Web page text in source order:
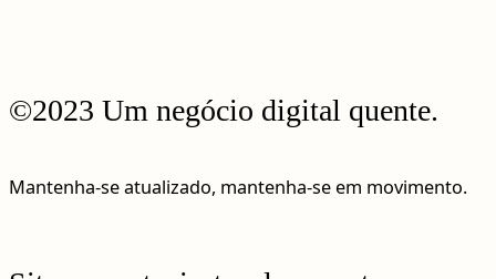
©2023 Um negócio digital quente.
Mantenha-se atualizado, mantenha-se em movimento.